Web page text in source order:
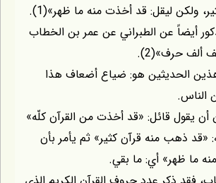
قد أخذت منه ما ظهر»(1).
الطبراني عن عمر بن الخطاب
هو: ضياع أضعاف هذا
«قد أخذت من القرآن كلّه»
قرآن كثير» ثم يأمر بأن
ما بقي.